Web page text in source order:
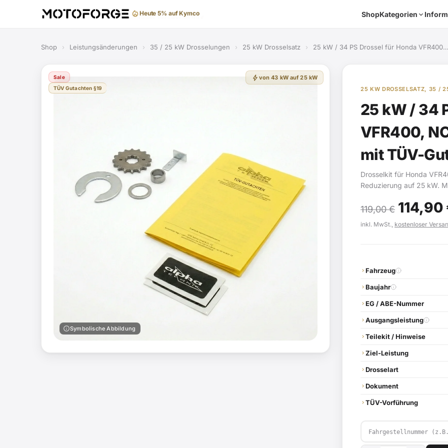
Gratis Versand ab 99 € ShopKategorien
Shop › Leistungsänderungen › 35 / 25 kW Drosselungen › 25 kW Drosselsatz › 25 kW / 34 PS Drossel für Honda VFR400…
Sale
TÜV Gutachten §19
bolt von 43 kW auf 25 kW
infoSymbolische Abbildung
25 KW DROSSELSATZ, 35 /
25 kW / 34
VFR400,
mit TÜV-
Drosselkit für Honda
Reduzierung auf 25 kW.
119,00€
Preis
119,00 €
114,90
inkl. MwSt., kostenloser
Fahrzeug
Baujahr
EG / ABE-Nummer
Ausgangsleistung
Teilekit / Hinweise
Ziel-Leistung
Drosselart
Dokument
TÜV-Vorführung